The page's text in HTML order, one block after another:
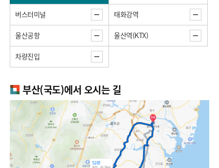
버스터미널 태화강역
울산공항 울산역(KTX)
차량진입
부산(국도)에서 오시는 길